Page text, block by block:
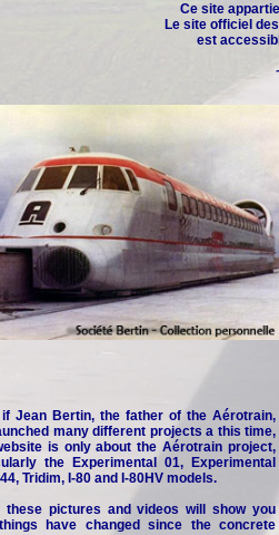
Ce site
Le site officiel des
est
if Jean Bertin, the father of the Aérotrain,
many different projects a this time,
is only about the Aérotrain project,
the Experimental 01, Experimental
Tridim, I-80 and I-80HV models.
these pictures and videos will show you
have changed since the concrete